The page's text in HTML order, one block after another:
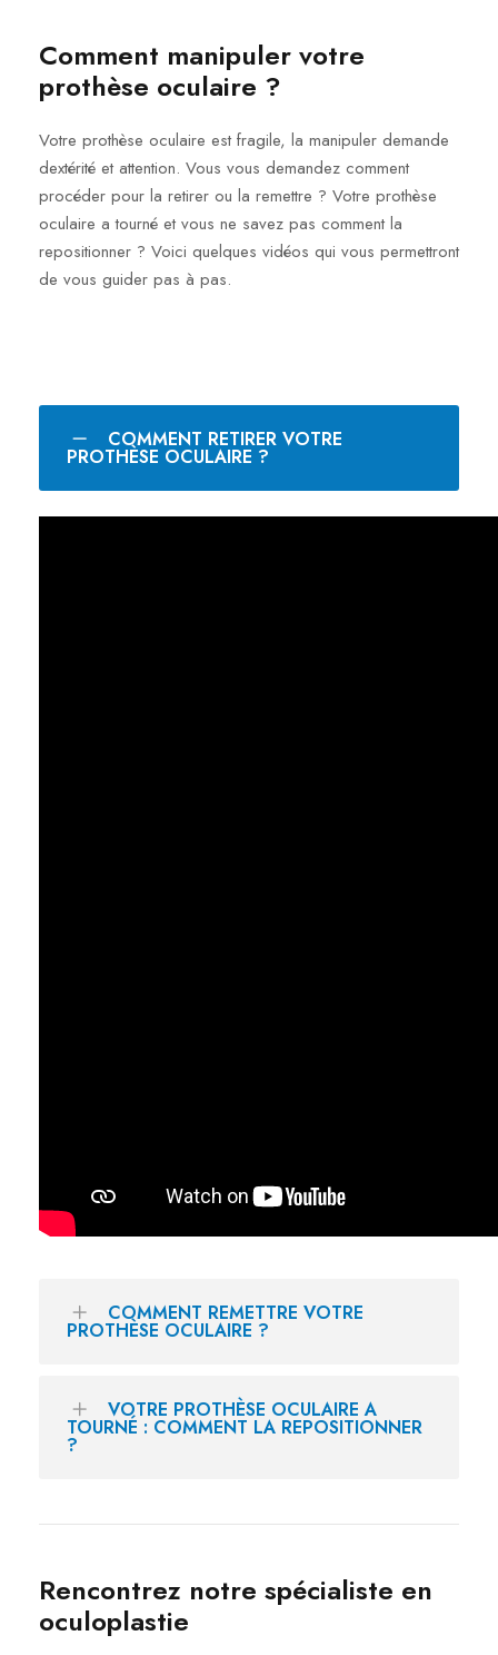
Comment manipuler votre
prothèse oculaire ?
Votre prothèse oculaire est fragile, la manipuler demande
dextérité et attention. Vous vous demandez comment
procéder pour la retirer ou la remettre ? Votre prothèse
oculaire a tourné et vous ne savez pas comment la
repositionner ? Voici quelques vidéos qui vous permettront
de vous guider pas à pas.
COMMENT RETIRER VOTRE
PROTHÈSE OCULAIRE ?
COMMENT REMETTRE VOTRE
PROTHÈSE OCULAIRE ?
VOTRE PROTHÈSE OCULAIRE A
TOURNÉ : COMMENT LA REPOSITIONNER
?
Rencontrez notre spécialiste en
oculoplastie